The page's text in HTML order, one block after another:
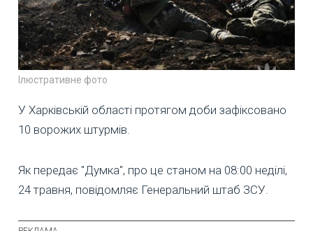
Ілюстративне фото
У Харківській області протягом доби зафіксовано
10 ворожих штурмів.
Як передає "Думка", про це станом на 08:00 неділі,
24 травня, повідомляє Генеральний штаб ЗСУ.